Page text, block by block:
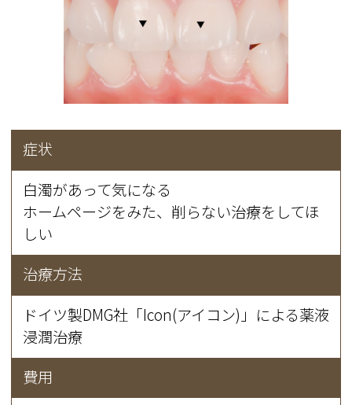
症状
白濁があって気になる
ホームページをみた、削らない治療をしてほ
しい
治療方法
ドイツ製DMG社「Icon(アイコン)」による薬液
浸潤治療
費用